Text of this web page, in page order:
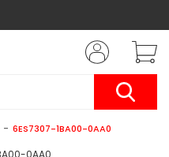
6ES7307-1BA00-0AA0